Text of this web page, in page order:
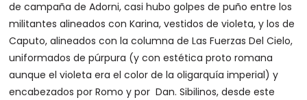
de campaña de Adorni, casi hubo golpes de puño entre los
militantes alineados con Karina, vestidos de violeta, y los de
Caputo, alineados con la columna de Las Fuerzas Del Cielo,
uniformados de púrpura (y con estética proto romana
aunque el violeta era el color de la oligarquía imperial) y
encabezados por Romo y por Dan. Sibilinos, desde este